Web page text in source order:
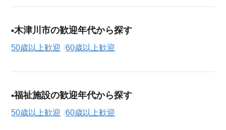
木津川市の歓迎年代から探す
50歳以上歓迎 60歳以上歓迎
福祉施設の歓迎年代から探す
50歳以上歓迎 60歳以上歓迎